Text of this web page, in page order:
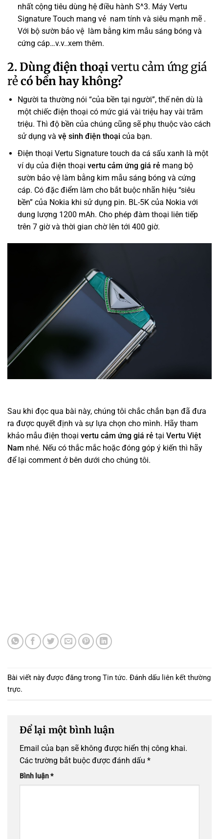
nhất cộng tiêu dùng hệ điều hành S^3. Máy Vertu
Signature Touch mang vẻ nam tính và siêu mạnh mẽ .
Với bộ sườn bảo vệ làm bằng kim mẫu sáng bóng và
cứng cáp…v.v..xem thêm.
2. Dùng điện thoạivertu cảm ứng giá
rẻcó bền hay không?
Người ta thường nói “của bền tại người”, thế nên dù là
một chiếc điện thoại có mức giá vài triệu hay vài trăm
triệu. Thì độ bền của chúng cũng sẽ phụ thuộc vào cách
sử dụng và vệ sinh điện thoại của bạn.
Điện thoại Vertu Signature touch da cá sấu xanh là một
ví dụ của điện thoại vertu cảm ứng giá rẻ mang bộ
sườn bảo vệ làm bằng kim mẫu sáng bóng và cứng
cáp. Có đặc điểm làm cho bắt buộc nhãn hiệu “siêu
bền” của Nokia khi sử dụng pin. BL-5K của Nokia với
dung lượng 1200 mAh. Cho phép đàm thoại liên tiếp
trên 7 giờ và thời gian chờ lên tới 400 giờ.
Sau khi đọc qua bài này, chúng tôi chắc chắn bạn đã đưa
ra được quyết định và sự lựa chọn cho mình. Hãy tham
khảo mẫu điện thoại vertu cảm ứng giá rẻ tại Vertu Việt
Nam nhé. Nếu có thắc mắc hoặc đóng góp ý kiến thì hãy
để lại comment ở bên dưới cho chúng tôi.
Bài viết này được đăng trong Tin tức. Đánh dấu liên kết thường
trực.
Để lại một bình luận
Email của bạn sẽ không được hiển thị công khai.
Các trường bắt buộc được đánh dấu *
Bình luận*